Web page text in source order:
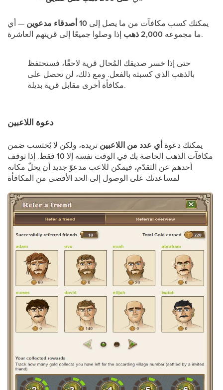
يمكنك كسب مكافآت من ما يصل إلى 10 أصدقاء مدعوين
— أي
ما مجموعه 2,000 ذهب إذا وصلوا جميعًا إلى قريتهم العاشرة.
حتى إذا خسر صديقك المُحال قرية لاحقًا، فستحتفظ
بالذهب الذي كسبته بالفعل. ومع ذلك، لن تحصل على
مكافأة أخرى مقابل قرية بديلة.
دعوة اللاعبين
يمكنك دعوةأي عدد من اللاعبين تريده، ولكن لا يُحتسب ضمن
مكافآت الذهب الخاصة بك في الوقت نفسه إلا10 فقط. إذا توقف
أحدهم عن التقدّم، فيمكن للاعب مدعوّ جديد أن يحلّ مكانه
لمساعدتك على الوصول إلى الحد الأقصى من المكافأة